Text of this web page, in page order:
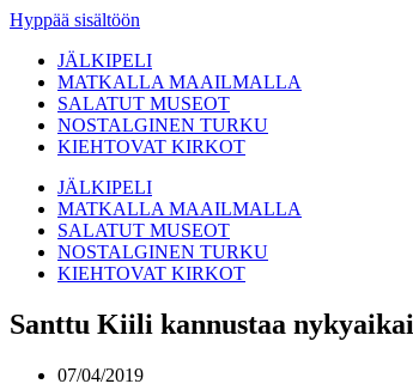
Hyppää sisältöön
JÄLKIPELI
MATKALLA MAAILMALLA
SALATUT MUSEOT
NOSTALGINEN TURKU
KIEHTOVAT KIRKOT
JÄLKIPELI
MATKALLA MAAILMALLA
SALATUT MUSEOT
NOSTALGINEN TURKU
KIEHTOVAT KIRKOT
Santtu Kiili kannustaa
07/04/2019